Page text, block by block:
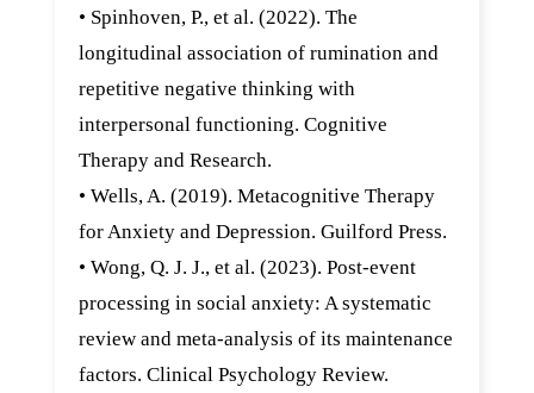
• Spinhoven, P., et al. (2022). The
longitudinal association of rumination and
repetitive negative thinking with
interpersonal functioning. Cognitive
Therapy and Research.
• Wells, A. (2019). Metacognitive Therapy
for Anxiety and Depression. Guilford Press.
• Wong, Q. J. J., et al. (2023). Post-event
processing in social anxiety: A systematic
review and meta-analysis of its maintenance
factors. Clinical Psychology Review.